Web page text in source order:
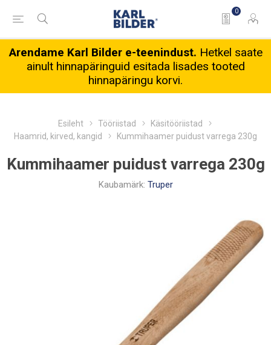
0
Arendame Karl Bilder e-teenindust. Hetkel saate
ainult hinnapäringuid esitada lisades tooted
hinnapäringu korvi.
Esileht Tööriistad
Käsitööriistad
Haamrid, kirved, kangid
Kummihaamer puidust varrega 230g
Kummihaamer puidust varrega 230g
Kaubamärk: Truper